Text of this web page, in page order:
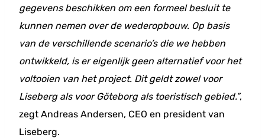
gegevens beschikken om een ​​formeel besluit te
kunnen nemen over de wederopbouw. ​​Op basis
van de verschillende scenario’s die we hebben
ontwikkeld, is er eigenlijk geen alternatief voor het
voltooien van het project. Dit geldt zowel voor
Liseberg als voor Göteborg als toeristisch gebied.”,
zegt Andreas Andersen, CEO en president van
Liseberg.